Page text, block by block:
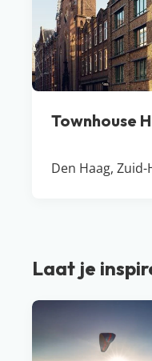
Townhouse
Den Haag,
Laat je